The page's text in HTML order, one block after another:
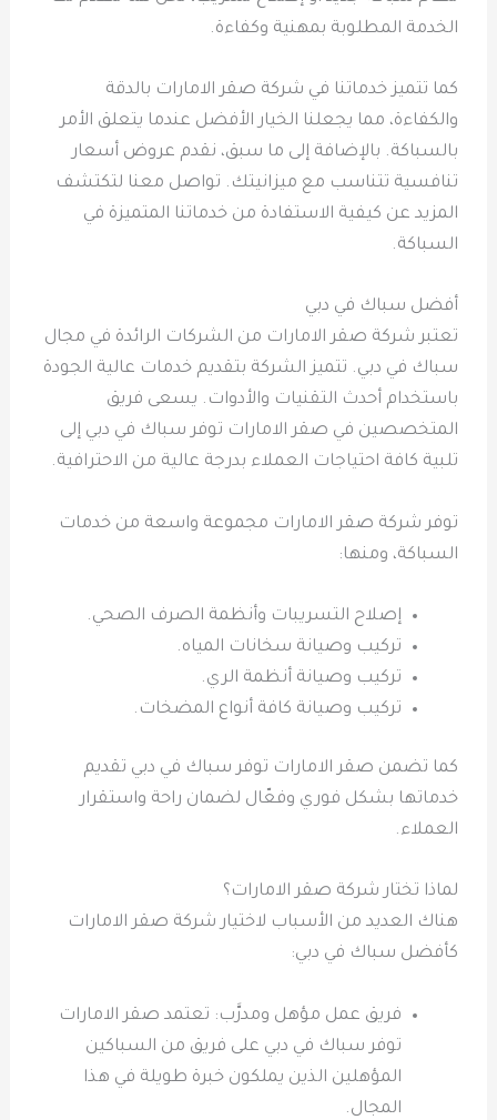
الخدمة المطلوبة بمهنية وكفاءة.
كما تتميز خدماتنا في شركة صقر الامارات بالدقة
والكفاءة، مما يجعلنا الخيار الأفضل عندما يتعلق الأمر
بالسباكة. بالإضافة إلى ما سبق، نقدم عروض أسعار
تنافسية تتناسب مع ميزانيتك. تواصل معنا لتكتشف
المزيد عن كيفية الاستفادة من خدماتنا المتميزة في
السباكة.
أفضل سباك في دبي
تعتبر شركة صقر الامارات من الشركات الرائدة في مجال
سباك في دبي. تتميز الشركة بتقديم خدمات عالية الجودة
باستخدام أحدث التقنيات والأدوات. يسعى فريق
المتخصصين في صقر الامارات توفر سباك في دبي إلى
تلبية كافة احتياجات العملاء بدرجة عالية من الاحترافية.
توفر شركة صقر الامارات مجموعة واسعة من خدمات
السباكة، ومنها:
إصلاح التسريبات وأنظمة الصرف الصحي.
تركيب وصيانة سخانات المياه.
تركيب وصيانة أنظمة الري.
تركيب وصيانة كافة أنواع المضخات.
كما تضمن صقر الامارات توفر سباك في دبي تقديم
خدماتها بشكل فوري وفعّال لضمان راحة واستقرار
العملاء.
لماذا تختار شركة صقر الامارات؟
هناك العديد من الأسباب لاختيار شركة صقر الامارات
كأفضل سباك في دبي:
فريق عمل مؤهل ومدرَّب: تعتمد صقر الامارات
توفر سباك في دبي على فريق من السباكين
المؤهلين الذين يملكون خبرة طويلة في هذا
المجال.